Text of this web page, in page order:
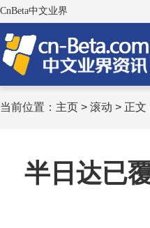
CnBeta中文业界
当前位置： 主页 > 滚动 > 正文
半日达已